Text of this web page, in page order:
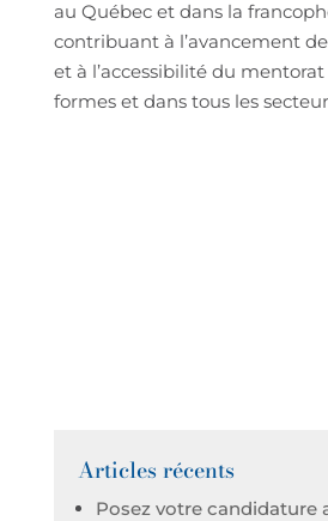
au Québec et dans la
contribuant à l’avancement
et à l’accessibilité du
formes et dans tous les
Articles récents
Posez votre candidature